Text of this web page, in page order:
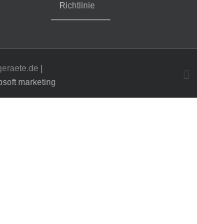
Richtlinie
|
marketing